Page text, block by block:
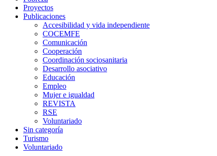
Proyectos
Publicaciones
Accesibilidad y vida independiente
COCEMFE
Comunicación
Cooperación
Coordinación sociosanitaria
Desarrollo asociativo
Educación
Empleo
Mujer e igualdad
REVISTA
RSE
Voluntariado
Sin categoría
Turismo
Voluntariado